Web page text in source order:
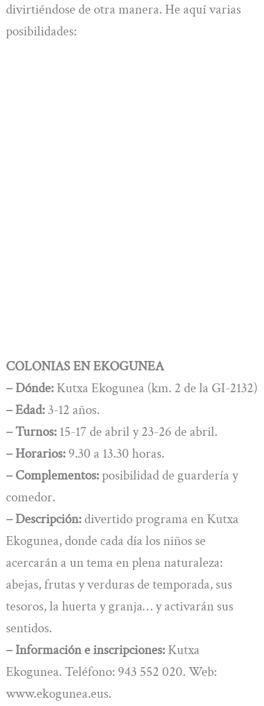
divirtiéndose de otra manera. He aquí varias
posibilidades:
COLONIAS EN EKOGUNEA
– Dónde: Kutxa Ekogunea (km. 2 de la GI-2132)
– Edad:3-12 años.
– Turnos: 15-17 de abril y 23-26 de abril.
– Horarios: 9.30 a 13.30 horas.
– Complementos:posibilidad de guardería y
comedor.
– Descripción: divertido programa en Kutxa
Ekogunea, donde cada día los niños se
acercarán a un tema en plena naturaleza:
abejas, frutas y verduras de temporada, sus
tesoros, la huerta y granja… y activarán sus
sentidos.
– Información e inscripciones: Kutxa
Ekogunea. Teléfono: 943 552 020. Web:
www.ekogunea.eus.